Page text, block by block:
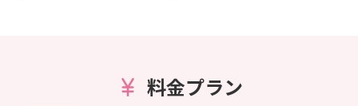
料金プラン